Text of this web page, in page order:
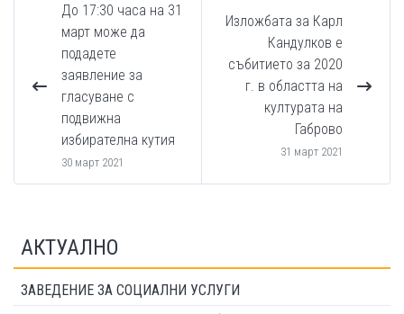
До 17:30 часа на 31
март може да
подадете
заявление за
гласуване с
подвижна
избирателна кутия
30 март 2021
Изложбата за Карл
Кандулков е
събитието за 2020
г. в областта на
културата на
Габрово
31 март 2021
АКТУАЛНО
ЗАВЕДЕНИЕ ЗА СОЦИАЛНИ УСЛУГИ